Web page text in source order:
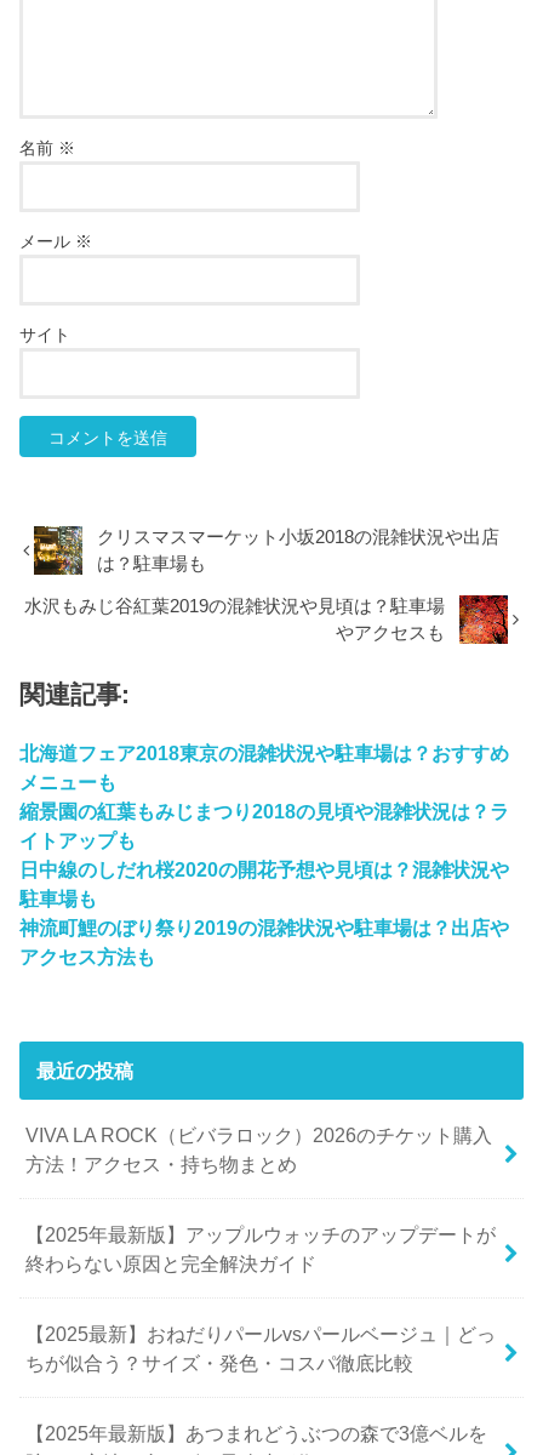
名前 ※
メール ※
サイト
クリスマスマーケット小坂2018の混雑状況や出店
は？駐車場も
水沢もみじ谷紅葉2019の混雑状況や見頃は？駐車場
やアクセスも
関連記事:
北海道フェア2018東京の混雑状況や駐車場は？おすすめ
メニューも
縮景園の紅葉もみじまつり2018の見頃や混雑状況は？ラ
イトアップも
日中線のしだれ桜2020の開花予想や見頃は？混雑状況や
駐車場も
神流町鯉のぼり祭り2019の混雑状況や駐車場は？出店や
アクセス方法も
最近の投稿
VIVA LA ROCK（ビバラロック）2026のチケット購入
方法！アクセス・持ち物まとめ
【2025年最新版】アップルウォッチのアップデートが
終わらない原因と完全解決ガイド
【2025最新】おねだりパールvsパールベージュ｜どっ
ちが似合う？サイズ・発色・コスパ徹底比較
【2025年最新版】あつまれどうぶつの森で3億ベルを